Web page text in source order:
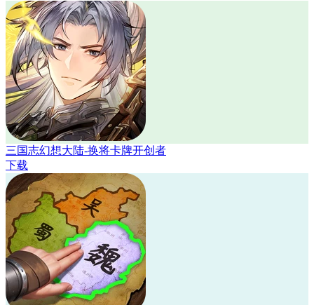
三国志幻想大陆-换将卡牌开创者
下载